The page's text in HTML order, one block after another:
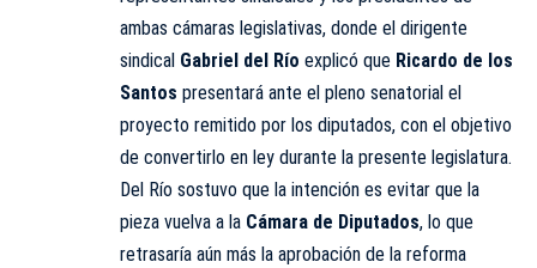
ambas cámaras legislativas, donde el dirigente
sindical Gabriel del Río explicó que Ricardo de los
Santos presentará ante el pleno senatorial el
proyecto remitido por los diputados, con el objetivo
de convertirlo en ley durante la presente legislatura.
Del Río sostuvo que la intención es evitar que la
pieza vuelva a la Cámara de Diputados, lo que
retrasaría aún más la aprobación de la reforma